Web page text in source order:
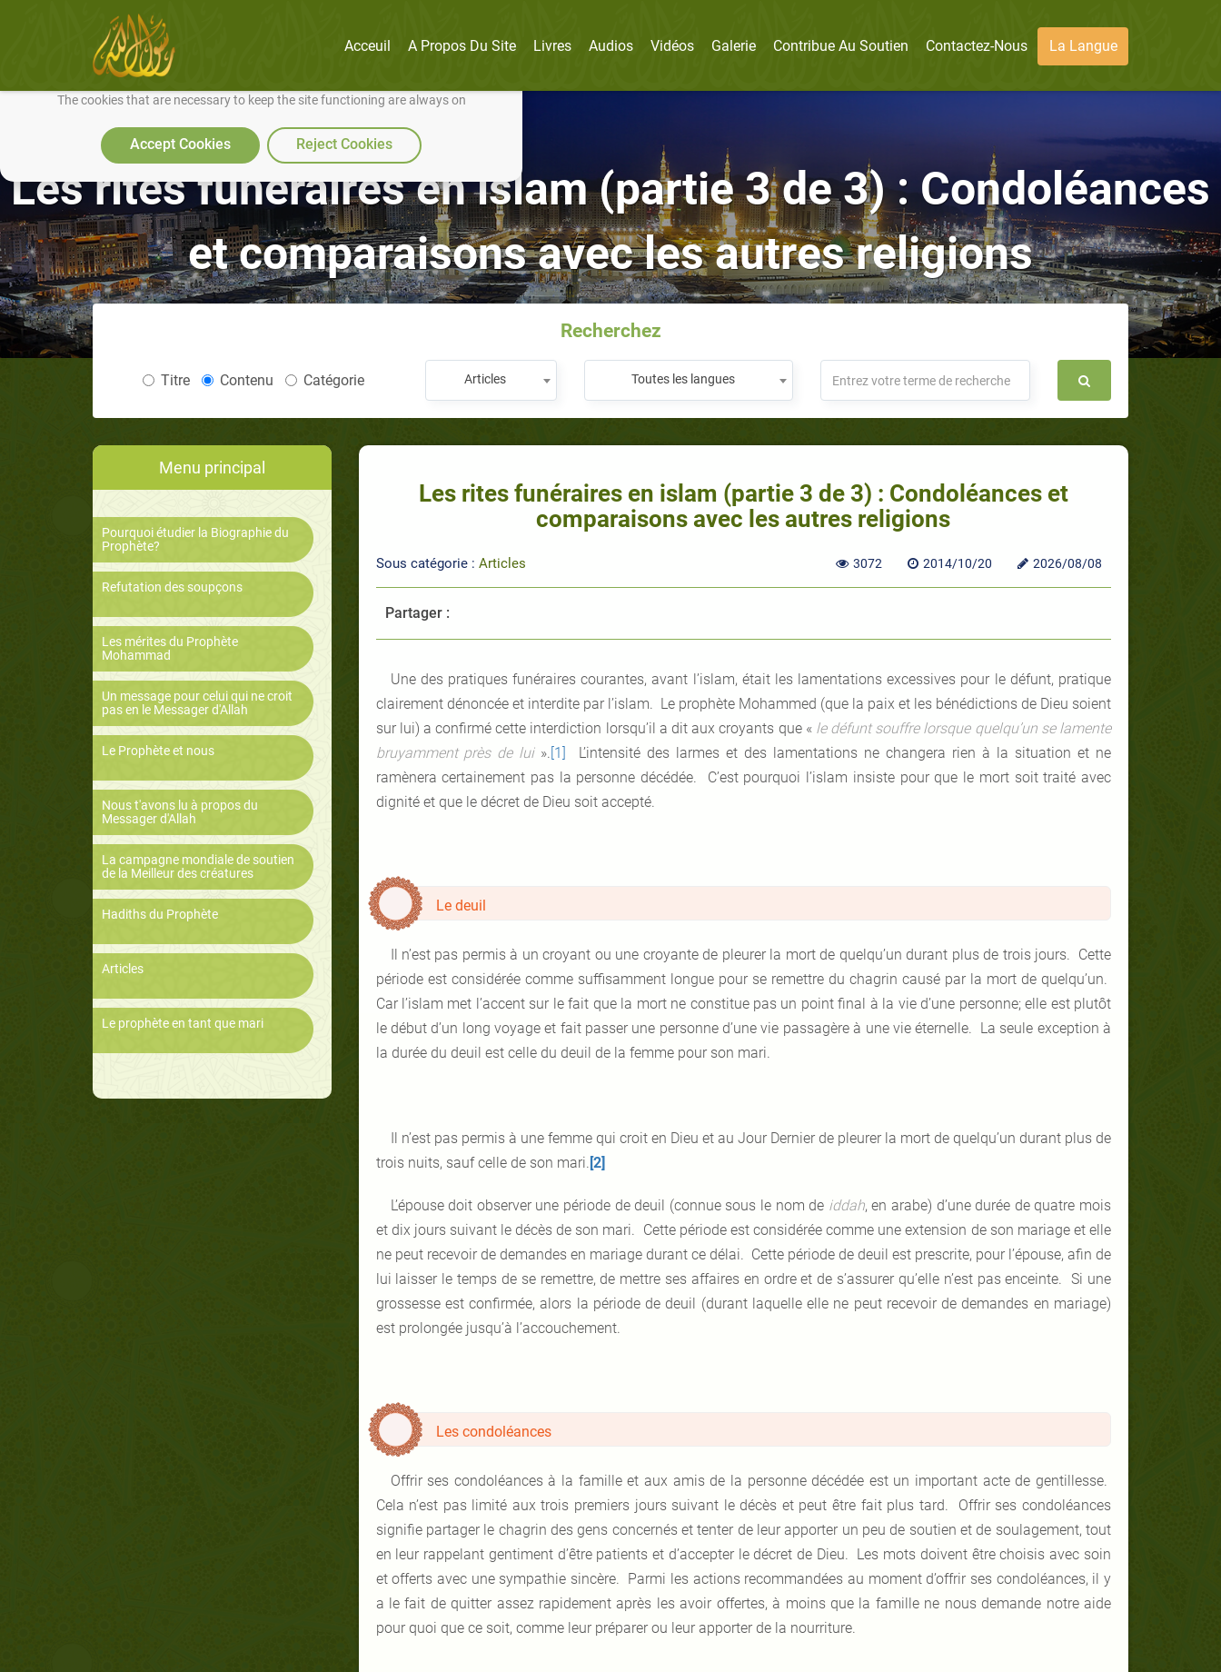
We use cookies to make our site work well for you and so we can continually improve it.
The cookies that are necessary to keep the site functioning are always on
Accept Cookies Reject Cookies
Acceuil A Propos Du Site Livres Audios Vidéos Galerie Contribue Au Soutien Contactez-Nous La Langue
Les rites funéraires en islam (partie 3 de 3) : Condoléances
et comparaisons avec les autres religions
Recherchez
Titre Contenu Catégorie Articles Toutes les langues
Menu principal
Pourquoi étudier la Biographie du
Prophète?
Refutation des soupçons
Les mérites du Prophète
Mohammad
Un message pour celui qui ne croit
pas en le Messager d'Allah
Le Prophète et nous
Nous t'avons lu à propos du
Messager d'Allah
La campagne mondiale de soutien
de la Meilleur des créatures
Hadiths du Prophète
Articles
Le prophète en tant que mari
Les rites funéraires en islam (partie 3 de 3) : Condoléances et
comparaisons avec les autres religions
Sous catégorie : Articles 3072 2014/10/20 2026/08/08
Partager :
Une des pratiques funéraires courantes, avant l’islam, était les lamentations excessives pour le défunt, pratique
clairement dénoncée et interdite par l’islam. Le prophète Mohammed (que la paix et les bénédictions de Dieu soient
sur lui) a confirmé cette interdiction lorsqu’il a dit aux croyants que « le défunt souffre lorsque quelqu’un se lamente
bruyamment près de lui ».[1]
L’intensité des larmes et des lamentations ne changera rien à la situation et ne
ramènera certainement pas la personne décédée. C’est pourquoi l’islam insiste pour que le mort soit traité avec
dignité et que le décret de Dieu soit accepté.
Le deuil
Il n’est pas permis à un croyant ou une croyante de pleurer la mort de quelqu’un durant plus de trois jours. Cette
période est considérée comme suffisamment longue pour se remettre du chagrin causé par la mort de quelqu’un.
Car l’islam met l’accent sur le fait que la mort ne constitue pas un point final à la vie d’une personne; elle est plutôt
le début d’un long voyage et fait passer une personne d’une vie passagère à une vie éternelle. La seule exception à
la durée du deuil est celle du deuil de la femme pour son mari.
Il n’est pas permis à une femme qui croit en Dieu et au Jour Dernier de pleurer la mort de quelqu’un durant plus de
trois nuits, sauf celle de son mari. [2]
L’épouse doit observer une période de deuil (connue sous le nom de iddah, en arabe) d’une durée de quatre mois
et dix jours suivant le décès de son mari. Cette période est considérée comme une extension de son mariage et elle
ne peut recevoir de demandes en mariage durant ce délai. Cette période de deuil est prescrite, pour l’épouse, afin de
lui laisser le temps de se remettre, de mettre ses affaires en ordre et de s’assurer qu’elle n’est pas enceinte. Si une
grossesse est confirmée, alors la période de deuil (durant laquelle elle ne peut recevoir de demandes en mariage)
est prolongée jusqu’à l’accouchement.
Les condoléances
Offrir ses condoléances à la famille et aux amis de la personne décédée est un important acte de gentillesse.
Cela n’est pas limité aux trois premiers jours suivant le décès et peut être fait plus tard. Offrir ses condoléances
signifie partager le chagrin des gens concernés et tenter de leur apporter un peu de soutien et de soulagement, tout
en leur rappelant gentiment d’être patients et d’accepter le décret de Dieu. Les mots doivent être choisis avec soin
et offerts avec une sympathie sincère. Parmi les actions recommandées au moment d’offrir ses condoléances, il y
a le fait de quitter assez rapidement après les avoir offertes, à moins que la famille ne nous demande notre aide
pour quoi que ce soit, comme leur préparer ou leur apporter de la nourriture.